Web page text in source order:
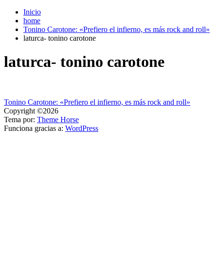
Inicio
home
Tonino Carotone: «Prefiero el infierno, es más rock and roll»
laturca- tonino carotone
laturca- tonino carotone
Navegación
de
entradas
Tonino Carotone: «Prefiero el infierno, es más rock and roll»
Copyright ©2026
Tema por: Theme Horse
Funciona gracias a: WordPress